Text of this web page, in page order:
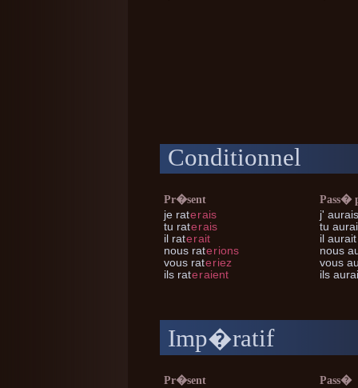
Conditionnel
Pr�sent
je raterais
tu raterais
il raterait
nous raterions
vous rateriez
ils rateraient
Pass�
j'
tu
il
nous
vous
ils
Imp�ratif
Pr�sent
Pass�